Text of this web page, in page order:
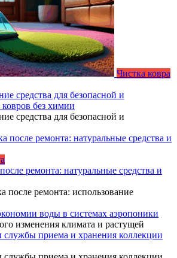
Чистка ковра
средства для безопасной и
без химии
средства для безопасной и
ремонта: натуральные средства и
после ремонта: использование
воды в системах аэропоники
изменения климата и растущей
приема и хранения коллекции